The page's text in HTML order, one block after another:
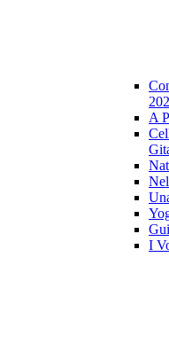
A
I